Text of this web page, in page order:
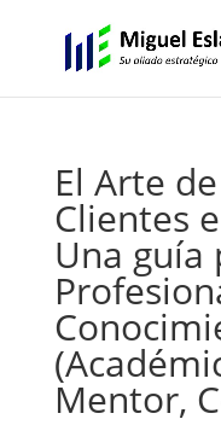
El Arte
Clientes
Una guía
Mentor,